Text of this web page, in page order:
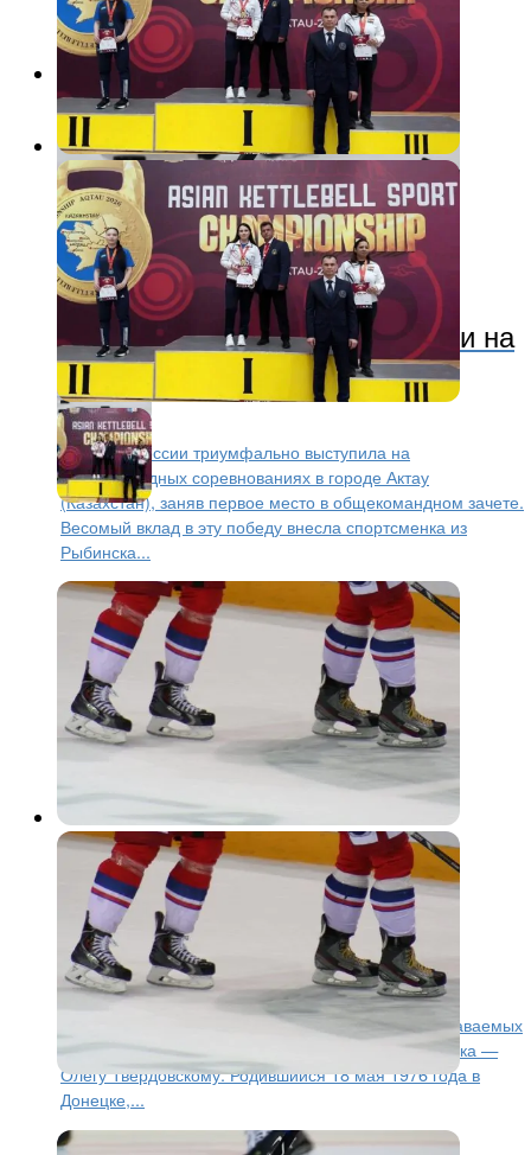
Другие виды3 месяца назад
Рыбинская спортсменка
завоевала две золотые медали на
первенстве Азии по гиревому
спорту
Сборная России триумфально выступила на
международных соревнованиях в городе Актау
(Казахстан), заняв первое место в общекомандном зачете.
Весомый вклад в эту победу внесла спортсменка из
Рыбинска...
Хоккей3 месяца назад
Олегу Твердовскому – 50 лет
Сегодня исполнилось 50 лет одному из самых узнаваемых
российских защитников конца XX — начала XXI века —
Олегу Твердовскому. Родившийся 18 мая 1976 года в
Донецке,...